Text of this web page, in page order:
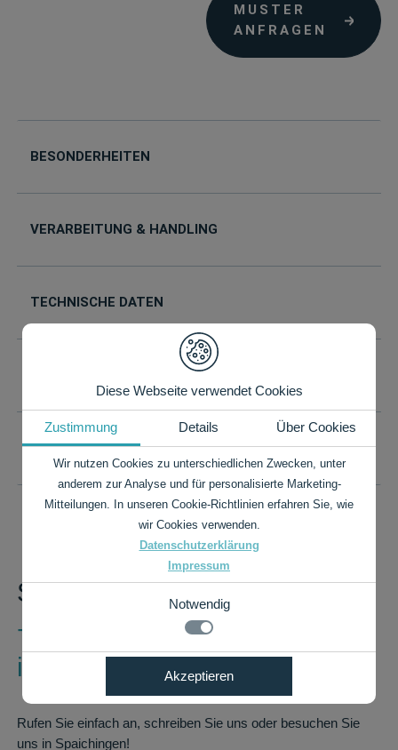
MUSTER
ANFRAGEN
BESONDERHEITEN
VERARBEITUNG & HANDLING
TECHNISCHE DATEN
IHR WUNSCHFORMAT IST NICHT DABEI?
PREISLISTE ALS PDF
Sie haben Fragen?
+49 7424 9485-0
info@rauch-papiere.de
Rufen Sie einfach an, schreiben Sie uns oder besuchen Sie
uns in Spaichingen!
Diese Webseite verwendet Cookies
Zustimmung Details Über Cookies
Wir nutzen Cookies zu unterschiedlichen Zwecken, unter
anderem zur Analyse und für personalisierte Marketing-
Mitteilungen. In unseren Cookie-Richtlinien erfahren Sie, wie
wir Cookies verwenden.
Datenschutzerklärung
Impressum
Notwendig
Name
Akzeptieren